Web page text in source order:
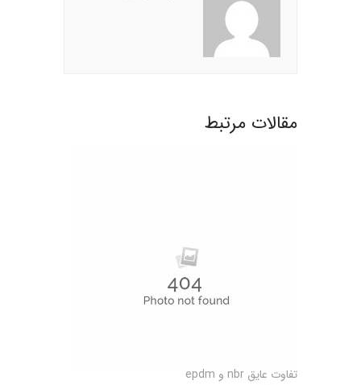
مقالات مرتبط
تفاوت عایق nbr و epdm